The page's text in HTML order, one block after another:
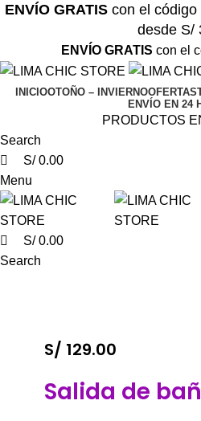
ENVÍO GRATIScon el código
desde S/
ENVÍO GRATIS con el
INICIOOTOÑO – INVIERNOOFERTAS
ENVÍO EN 24
PRODUCTOS
Search
S/0.00
Menu
S/0.00
Search
S/ 129.00
Salida de